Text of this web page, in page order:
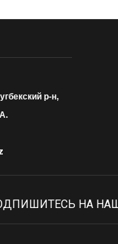
р-н,
НА